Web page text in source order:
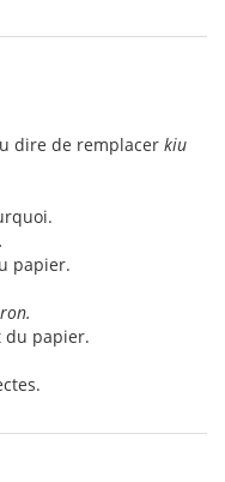
dire de remplacer kiu
papier.
du papier.